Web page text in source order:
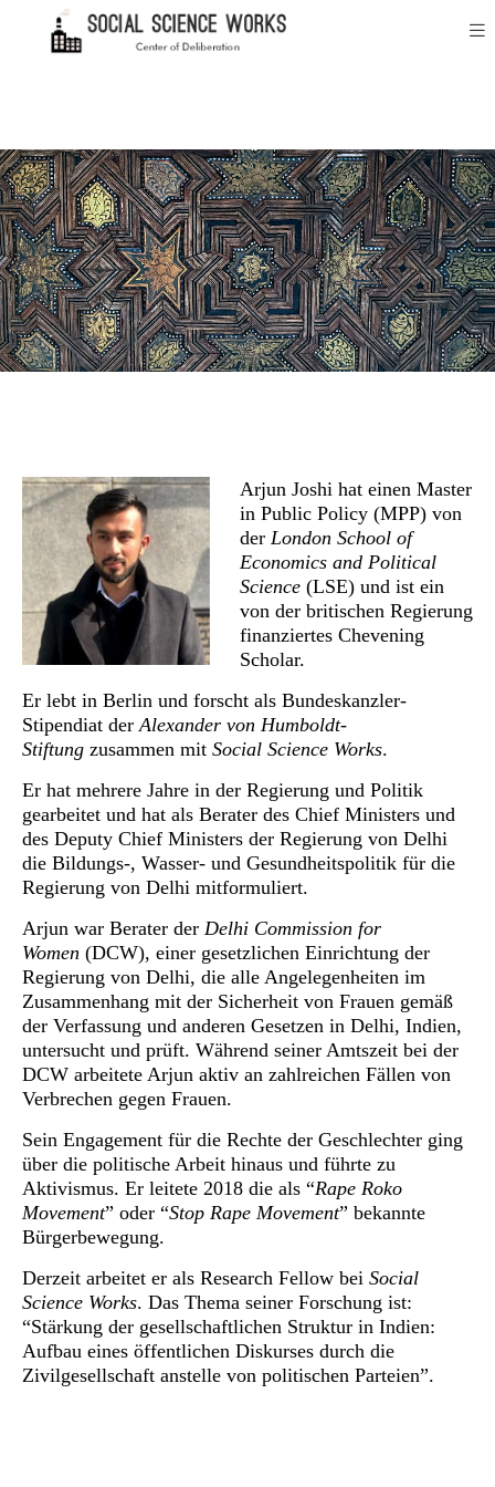
Arjun Joshi hat einen Master
in Public Policy (MPP) von
der London School of
Economics and Political
Science (LSE) und ist ein
von der britischen Regierung
finanziertes Chevening
Scholar.
Er lebt in Berlin und forscht als Bundeskanzler-
Stipendiat derAlexander von Humboldt-
Stiftung zusammen mit Social Science Works.
Er hat mehrere Jahre in der Regierung und Politik
gearbeitet und hat als Berater des Chief Ministers und
des Deputy Chief Ministers der Regierung von Delhi
die Bildungs-, Wasser- und Gesundheitspolitik für die
Regierung von Delhi mitformuliert.
Arjun war Berater der Delhi Commission for
Women (DCW), einer gesetzlichen Einrichtung der
Regierung von Delhi, die alle Angelegenheiten im
Zusammenhang mit der Sicherheit von Frauen gemäß
der Verfassung und anderen Gesetzen in Delhi, Indien,
untersucht und prüft. Während seiner Amtszeit bei der
DCW arbeitete Arjun aktiv an zahlreichen Fällen von
Verbrechen gegen Frauen.
Sein Engagement für die Rechte der Geschlechter ging
über die politische Arbeit hinaus und führte zu
Aktivismus. Er leitete 2018 die als “Rape Roko
Movement” oder “Stop Rape Movement” bekannte
Bürgerbewegung.
Derzeit arbeitet er als Research Fellow bei Social
Science Works. Das Thema seiner Forschung ist:
“Stärkung der gesellschaftlichen Struktur in Indien:
Aufbau eines öffentlichen Diskurses durch die
Zivilgesellschaft anstelle von politischen Parteien”.